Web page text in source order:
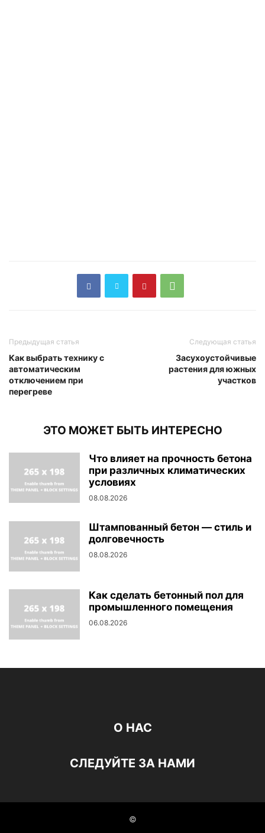
Предыдущая статья
Как выбрать технику с
автоматическим
отключением при
перегреве
Следующая статья
Засухоустойчивые
растения для южных
участков
ЭТО МОЖЕТ БЫТЬ ИНТЕРЕСНО
Что влияет на прочность бетона
при различных климатических
условиях
08.08.2026
Штампованный бетон — стиль и
долговечность
08.08.2026
Как сделать бетонный пол для
промышленного помещения
06.08.2026
О НАС
СЛЕДУЙТЕ ЗА НАМИ
©